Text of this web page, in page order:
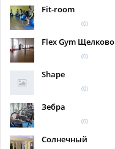
Fit-room
(0)
Flex Gym Щелково
(0)
Shape
(0)
Зебра
(0)
Солнечный